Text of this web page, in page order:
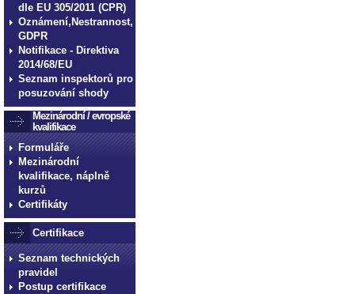
dle EU 305/2011 (CPR)
Oznámení,Nestrannost,
GDPR
Notifikace - Direktiva
2014/68/EU
Seznam inspektorů pro
posuzování shody
Mezinárodní / evropské
kvalifikace
Formuláře
Mezinárodní
kvalifikace, náplně
kurzů
Certifikáty
Certifikace
Seznam technických
pravidel
Postup certifikace